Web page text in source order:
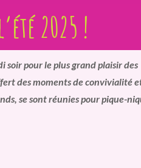
2025 !
soir pour le plus grand plaisir des
des moments de convivialité
se sont réunies pour pique-